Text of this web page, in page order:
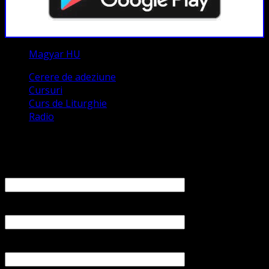
Magyar HU
Cerere de adeziune
Cursuri
Curs de Liturghie
Radio